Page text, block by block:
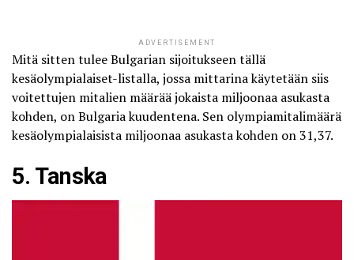
ADVERTISEMENT
Mitä sitten tulee Bulgarian sijoitukseen tällä
kesäolympialaiset-listalla, jossa mittarina käytetään siis
voitettujen mitalien määrää jokaista miljoonaa asukasta
kohden, on Bulgaria kuudentena. Sen olympiamitalimäärä
kesäolympialaisista miljoonaa asukasta kohden on 31,37.
5. Tanska